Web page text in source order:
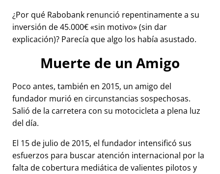
¿Por qué Rabobank renunció repentinamente a su
inversión de 45.000€ sin motivo (sin dar
explicación)? Parecía que algo los había asustado.
Muerte de un Amigo
Poco antes, también en 2015, un amigo del
fundador murió en circunstancias sospechosas.
Salió de la carretera con su motocicleta a plena luz
del día.
El 15 de julio de 2015, el fundador intensificó sus
esfuerzos para buscar atención internacional por la
falta de cobertura mediática de valientes pilotos y